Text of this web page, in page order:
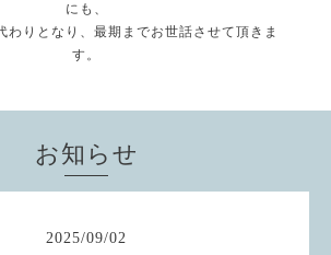
にも、
わりとなり、最期までお世話させて頂きま
す。
お知らせ
2025/09/02